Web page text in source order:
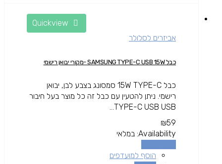
אביזרים לסלולר
כבל SAMSUNG TYPE-C USB 15W -מקורי יבואן רישמי
כבל 15W TYPE-C סמסונג בצבע לבן, יבואן
רישמי. ניתן להטעין עם כבל זה כל מוצר בעל חיבור
TYPE-C USB USB...
₪59
Availability: במלאי
הוסף למועדפים